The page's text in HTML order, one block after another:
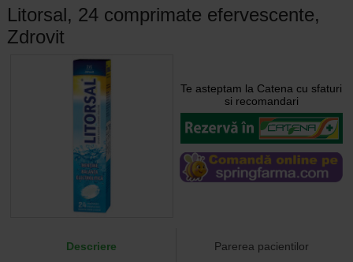
Litorsal, 24 comprimate efervescente,
Zdrovit
Te asteptam la Catena cu sfaturi
si recomandari
Descriere Parerea pacientilor